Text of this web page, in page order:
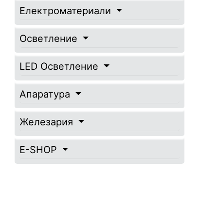
Електроматериали
Осветление
LED Осветление
Апаратура
Железария
E-SHOP